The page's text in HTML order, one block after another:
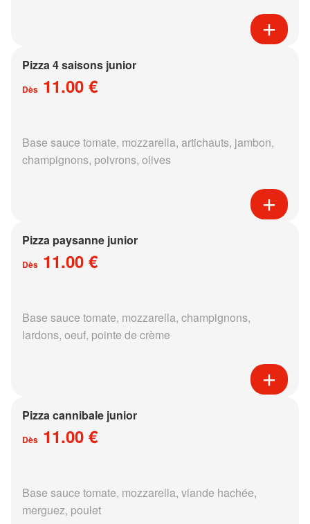
Pizza 4 saisons junior
Dès 11.00 €
Base sauce tomate, mozzarella, artichauts, jambon,
champignons, poivrons, olives
Pizza paysanne junior
Dès 11.00 €
Base sauce tomate, mozzarella, champignons,
lardons, oeuf, pointe de crème
Pizza cannibale junior
Dès 11.00 €
Base sauce tomate, mozzarella, viande hachée,
merguez, poulet